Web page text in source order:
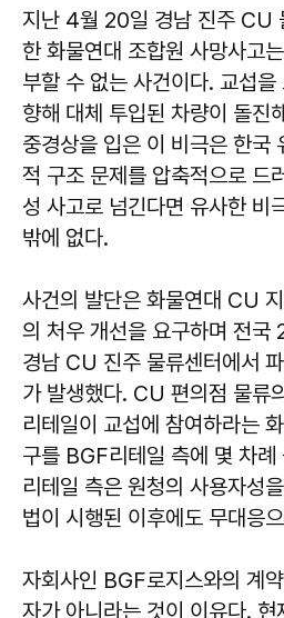
지난 4월 20일 경남 진주 CU
한 화물연대 조합원 사망사고
부할 수 없는 사건이다. 교섭
향해 대체 투입된 차량이 돌진
중경상을 입은 이 비극은 한국
적 구조 문제를 압축적으로 드
성 사고로 넘긴다면 유사한 비
밖에 없다.
사건의 발단은 화물연대 CU
의 처우 개선을 요구하며 전
경남 CU 진주 물류센터에서
가 발생했다. CU 편의점 물류
리테일이 교섭에 참여하라는
구를 BGF리테일 측에 몇 차
리테일 측은 원청의 사용자성
법이 시행된 이후에도 무대응
자회사인 BGF로지스와의 계
자가 아니라는 것이 이유다. 현